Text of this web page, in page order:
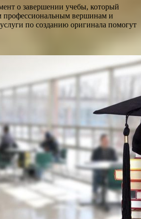
о завершении учебы, который
профессиональным вершинам и
по созданию оригинала помогут